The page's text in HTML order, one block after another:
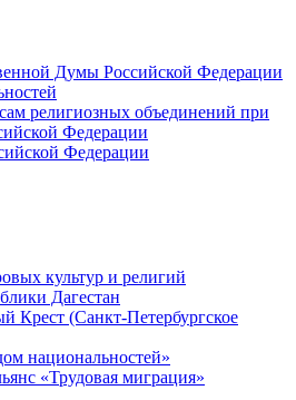
Думы Российской Федерации
религиозных объединений при
Федерации
Федерации
культур и религий
Дагестан
Крест (Санкт-Петербургское
национальностей»
«Трудовая миграция»